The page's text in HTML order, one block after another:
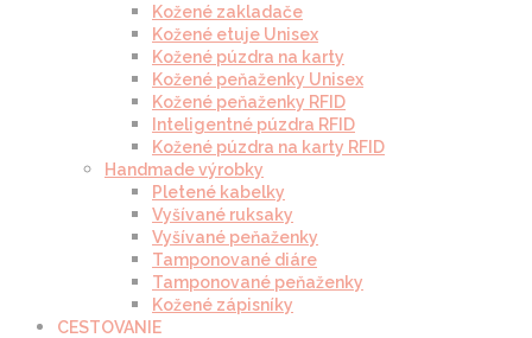
Kožené zakladače
Kožené etuje Unisex
Kožené púzdra na karty
Kožené peňaženky Unisex
Kožené peňaženky RFID
Inteligentné púzdra RFID
Kožené púzdra na karty RFID
Handmade výrobky
Pletené kabelky
Vyšívané ruksaky
Vyšívané peňaženky
Tamponované diáre
Tamponované peňaženky
Kožené zápisníky
CESTOVANIE